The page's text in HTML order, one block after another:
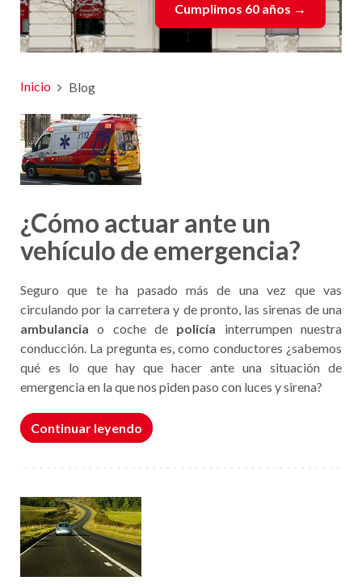
Cumplimos 60 años →
Inicio Blog
¿Cómo actuar ante un
vehículo de emergencia?
Seguro que te ha pasado más de una vez que vas
circulando por la carretera y de pronto, las sirenas de una
ambulancia o coche de policía interrumpen nuestra
conducción. La pregunta es, como conductores ¿sabemos
qué es lo que hay que hacer ante una situación de
emergencia en la que nos piden paso con luces y sirena?
Continuar leyendo